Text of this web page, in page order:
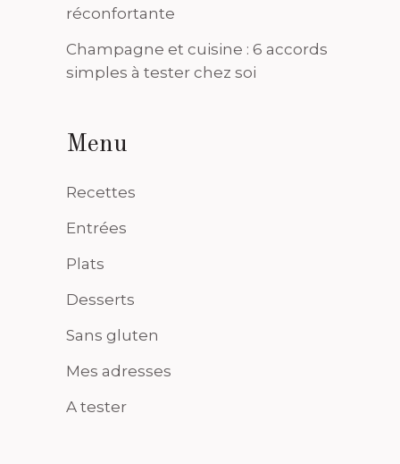
réconfortante
Champagne et cuisine : 6 accords
simples à tester chez soi
Menu
Recettes
Entrées
Plats
Desserts
Sans gluten
Mes adresses
A tester